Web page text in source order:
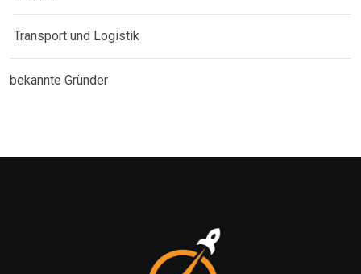
Transport und Logistik
bekannte Gründer